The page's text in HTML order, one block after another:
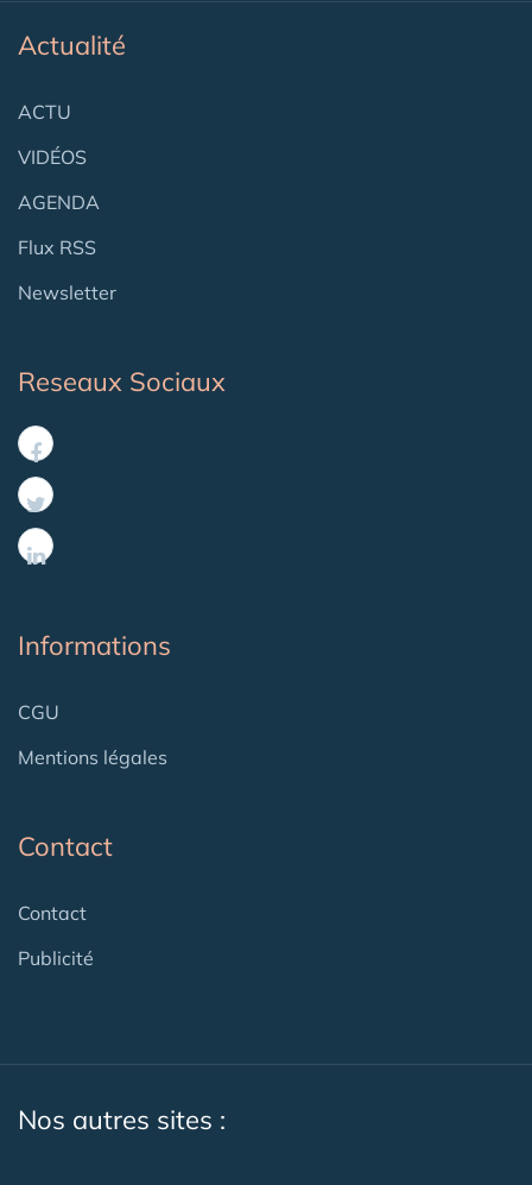
Actualité
ACTU
VIDÉOS
AGENDA
Flux RSS
Newsletter
Reseaux Sociaux
Informations
CGU
Mentions légales
Contact
Contact
Publicité
Nos autres sites :